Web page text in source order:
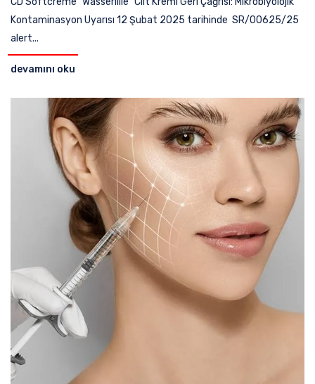
Kontaminasyon Uyarısı 12 Şubat 2025 tarihinde SR/00625/25
alert...
devamını oku